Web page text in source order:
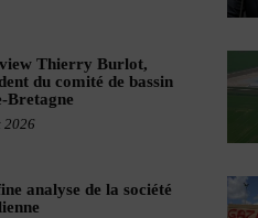
Thierry Burlot,
du comité de bassin
Bretagne
2026
analyse de la société